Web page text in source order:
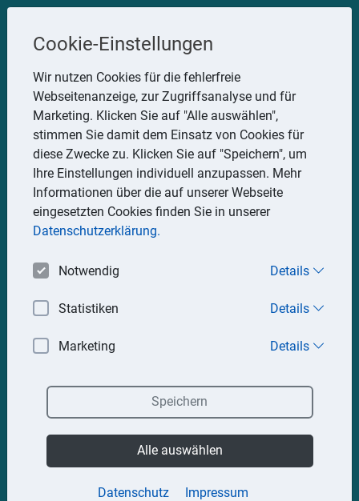
Steuerberater
Uwe Glauner
Erlachstraße 28, 75217 Birkenfeld
Telefon: 07082 7935533
Mobil: 0151 15330111
E-Mail:stbglauner@t-online.de
Impressum Datenschutz
Cookie-Einstellungen
Wir nutzen Cookies für die fehlerfreie
Webseitenanzeige, zur Zugriffsanalyse und für
Marketing. Klicken Sie auf "Alle auswählen",
stimmen Sie damit dem Einsatz von Cookies für
diese Zwecke zu. Klicken Sie auf "Speichern", um
Ihre Einstellungen individuell anzupassen. Mehr
Informationen über die auf unserer Webseite
eingesetzten Cookies finden Sie in unserer
Datenschutzerklärung.
Notwendig Details
Statistiken Details
Marketing Details
Datenschutz Impressum
Speichern
Alle auswählen